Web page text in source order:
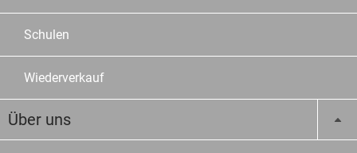
Schulen
Wiederverkauf
Über uns